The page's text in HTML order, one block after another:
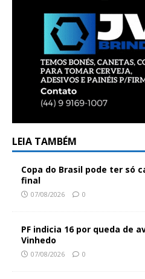
LEIA TAMBÉM
Copa do Brasil pode ter só
final
07/08/2026 0
PF indicia 16 por queda de
Vinhedo
07/08/2026 0